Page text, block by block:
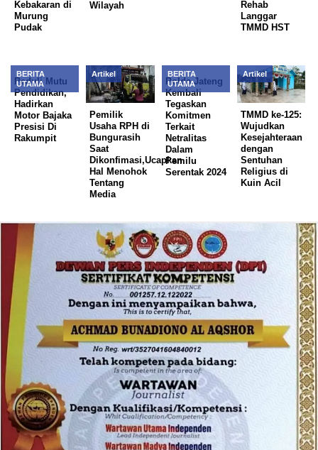
Kebakaran di
Murung
Pudak
Wilayah
Rehab
Langgar
TMMD HST
BERITA
UTAMA
Peduli Mutu
Pendidikan,
Hadirkan
Motor Bajaka
Presisi Di
Rakumpit
Artikel
Pemilik
Usaha RPH di
Bungurasih
Saat
Dikonfimasi,Ucapkan
Hal Menohok
Tentang
Media
BERITA
UTAMA
Polda Jateng
Kembali
Tegaskan
Komitmen
Terkait
Netralitas
Dalam
Pemilu
Serentak 2024
Artikel
TMMD ke-125:
Wujudkan
Kesejahteraan
dengan
Sentuhan
Religius di
Kuin Acil